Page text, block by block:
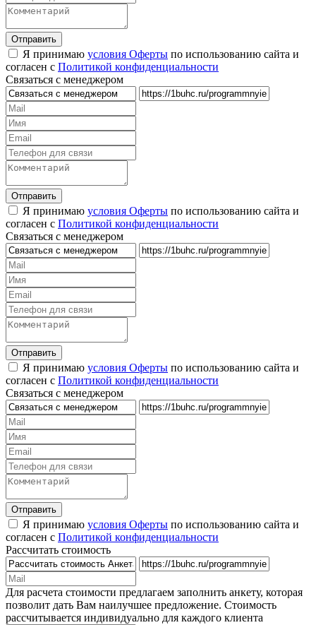
Я принимаю условия Оферты по использованию сайта и
согласен с Политикой конфиденциальности
Связаться с менеджером
Я принимаю условия Оферты по использованию сайта и
согласен с Политикой конфиденциальности
Связаться с менеджером
Я принимаю условия Оферты по использованию сайта и
согласен с Политикой конфиденциальности
Связаться с менеджером
Я принимаю условия Оферты по использованию сайта и
согласен с Политикой конфиденциальности
Рассчитать стоимость
Для расчета стоимости предлагаем заполнить анкету, которая
позволит дать Вам наилучшее предложение. Стоимость
рассчитывается индивидуально для каждого клиента